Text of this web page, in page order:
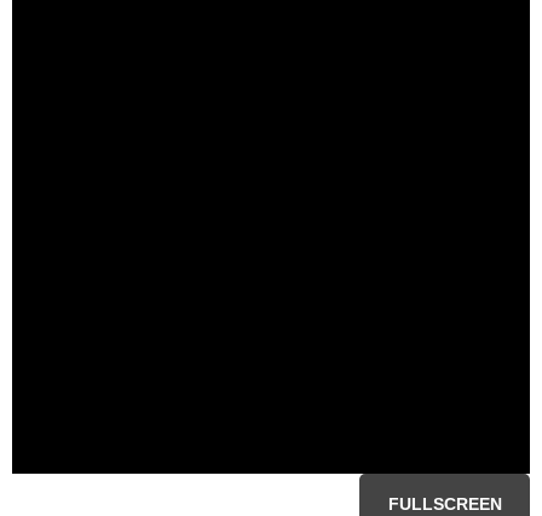
FULLSCREEN